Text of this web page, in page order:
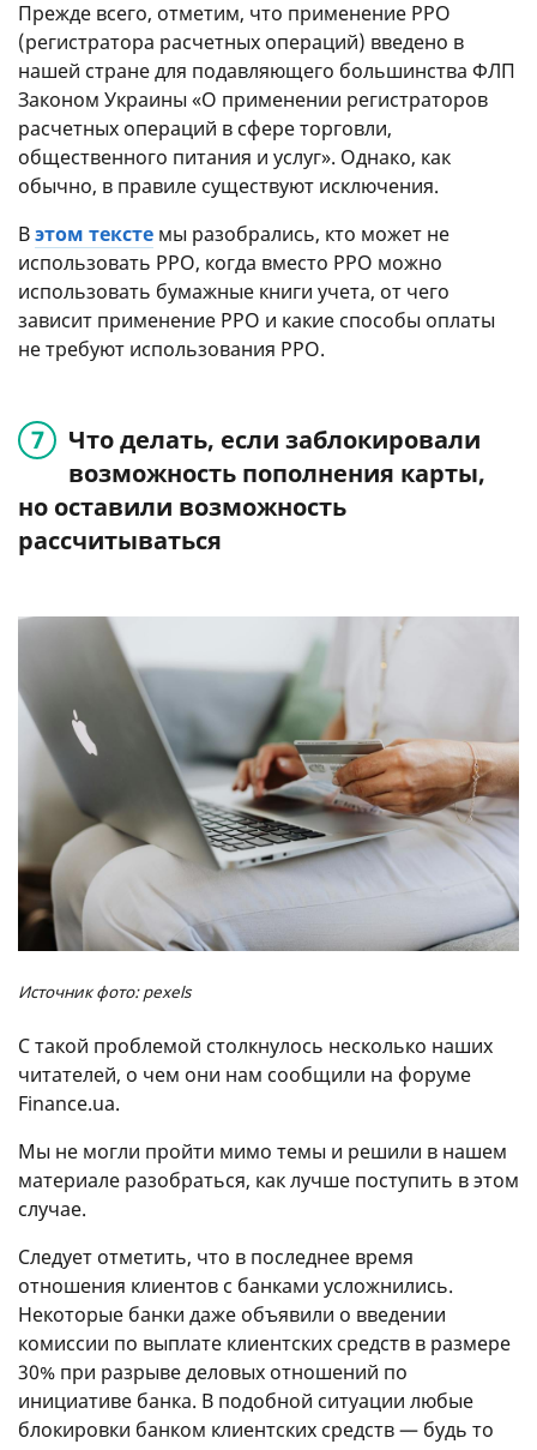
Прежде всего, отметим, что применение РРО
(регистратора расчетных операций) введено в
нашей стране для подавляющего большинства ФЛП
Законом Украины «О применении регистраторов
расчетных операций в сфере торговли,
общественного питания и услуг». Однако, как
обычно, в правиле существуют исключения.
Вэтом тексте мы разобрались, кто может не
использовать РРО, когда вместо РРО можно
использовать бумажные книги учета, от чего
зависит применение РРО и какие способы оплаты
не требуют использования РРО.
Что делать, если заблокировали
возможность пополнения карты,
но оставили возможность
рассчитываться
Источник фото: pexels
С такой проблемой столкнулось несколько наших
читателей, о чем они нам сообщили на форуме
Finance.ua.
Мы не могли пройти мимо темы и решили в нашем
материале разобраться, как лучше поступить в этом
случае.
Следует отметить, что в последнее время
отношения клиентов с банками усложнились.
Некоторые банки даже объявили о введении
комиссии по выплате клиентских средств в размере
30% при разрыве деловых отношений по
инициативе банка. В подобной ситуации любые
блокировки банком клиентских средств — будь то